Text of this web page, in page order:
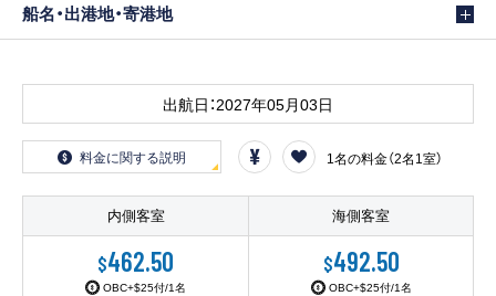
クルーズの楽しみ方
船内へようこそ
客船のご案内
寄港地ガイド
トピックス パンフレット
船名・出港地・寄港地
出航日：2027年05月03日
料金に関する説明 1名の料金（2名1室）
内側客室
$462.50
OBC+$25付/1名
海側客室
$492.50
OBC+$25付/1名